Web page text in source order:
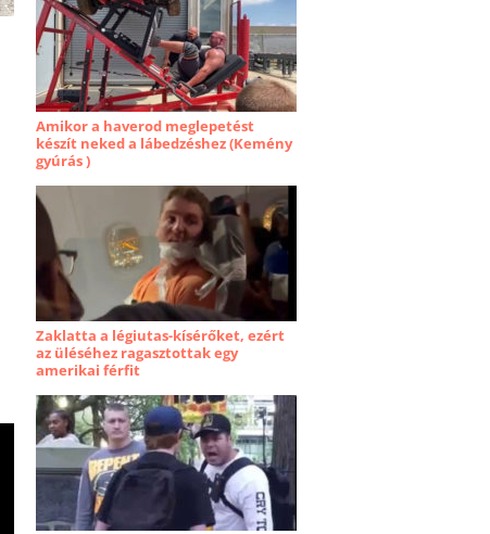
Amikor a haverod meglepetést
készít neked a lábedzéshez (Kemény
gyúrás )
Zaklatta a légiutas-kísérőket, ezért
az üléséhez ragasztottak egy
amerikai férfit